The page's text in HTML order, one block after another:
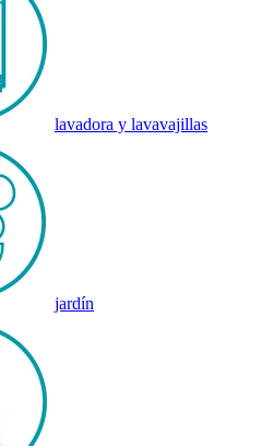
lavadora y lavavajillas
jardín